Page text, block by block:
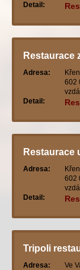
Detail:
Restaurace
Adresa:
602
Detail:
Restaurace
Adresa:
602
Detail:
Tripoli
Adresa:
Ve